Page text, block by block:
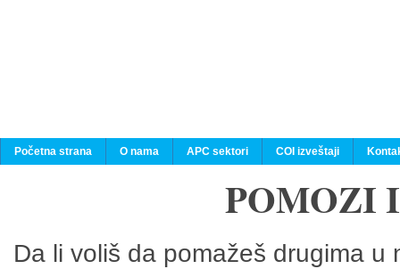
Početna strana O nama APC sektori COI izveštaji
POMOZI
Da li voliš da pomažeš drugima